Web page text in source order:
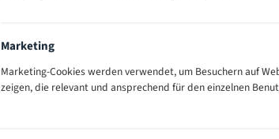
Führende
Marketing
Marketing-Cookies werden verwendet, um Besuchern auf
zeigen, die relevant und ansprechend für den einzelnen